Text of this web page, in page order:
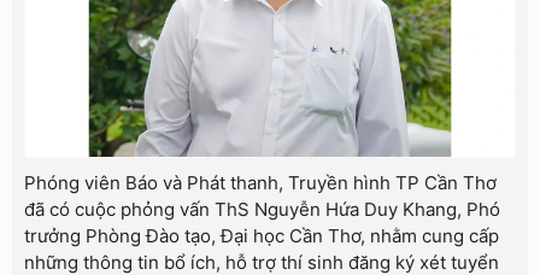
Phóng viên Báo và Phát thanh, Truyền hình TP Cần Thơ
đã có cuộc phỏng vấn ThS Nguyễn Hứa Duy Khang, Phó
trưởng Phòng Đào tạo, Đại học Cần Thơ, nhằm cung cấp
những thông tin bổ ích, hỗ trợ thí sinh đăng ký xét tuyển